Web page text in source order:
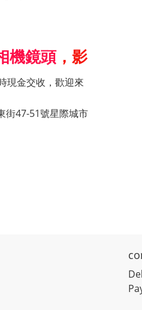
機鏡頭，影
現金交收，歡迎來
街47-51號星際城市
D